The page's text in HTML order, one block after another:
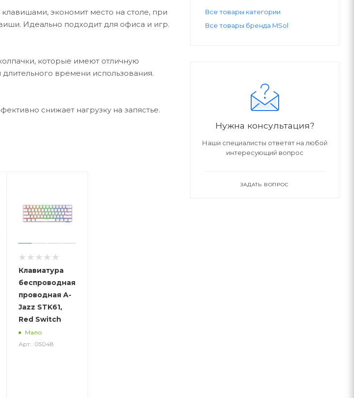
экономит место на столе, при
Идеально подходит для офиса и игр.
которые имеют отличную
длительного времени использования.
снижает нагрузку на запястье.
Клавиатура
беспроводная,
проводная A-
Jazz STK61,
Red Switch
Мало
Арт.: 05048
Все товары категории
Все товары бренда MSol
Нужна консультация?
Наши специалисты ответят на любой
интересующий вопрос
ЗАДАТЬ ВОПРОС